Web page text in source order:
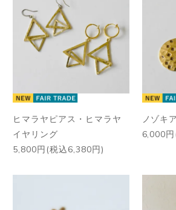
ヒマラヤピアス・ヒマラヤ
イヤリング
5,800円(税込6,380円)
ノゾキ
6,000